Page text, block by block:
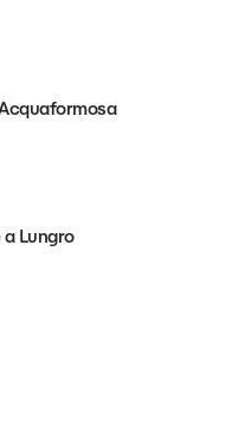
Lungro